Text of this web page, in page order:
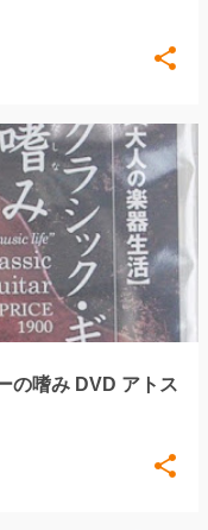
の嗜み DVD アトス